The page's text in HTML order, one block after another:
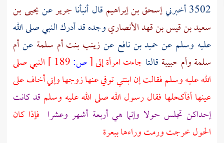
3502 أخبرني إسحق بن إبراهيم قال أنبأنا جريرعنيحيى بن
سعيد بن قيس بن قهد الأنصاريوجده قد أدرك النبي صلى الله
عليه وسلم عن حميد بن نافع عنزينب بنت أم سلمة عنأم
سلمةوأم حبيبة قالتاجاءت امرأة إلى[ص:
النبي صلى
الله عليه وسلم فقالت إن ابنتي توفي عنها زوجها وإني أخاف على
عينها أفأكحلها فقال رسول الله صلى الله عليه وسلم قد كانت
إحداكن تجلس حولا وإنما هي أربعة أشهر وعشرا فإذا كان
الحول خرجت ورمت وراءها ببعرة